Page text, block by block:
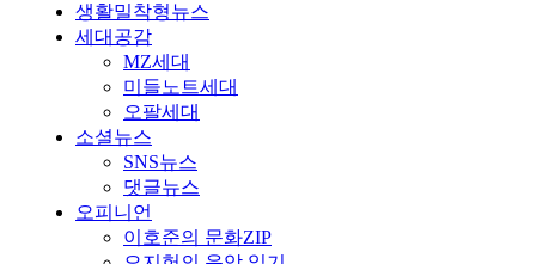
생활밀착형뉴스
세대공감
MZ세대
미들노트세대
오팔세대
소셜뉴스
SNS뉴스
댓글뉴스
오피니언
이호준의 문화ZIP